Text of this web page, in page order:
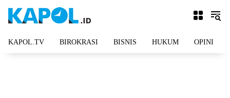
KAPOL.TV BIROKRASI BISNIS HUKUM OPINI